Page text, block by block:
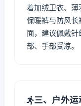
着加绒卫衣、
保暖裤与防风
面，建议佩戴
部、手部受凉。
三、户外